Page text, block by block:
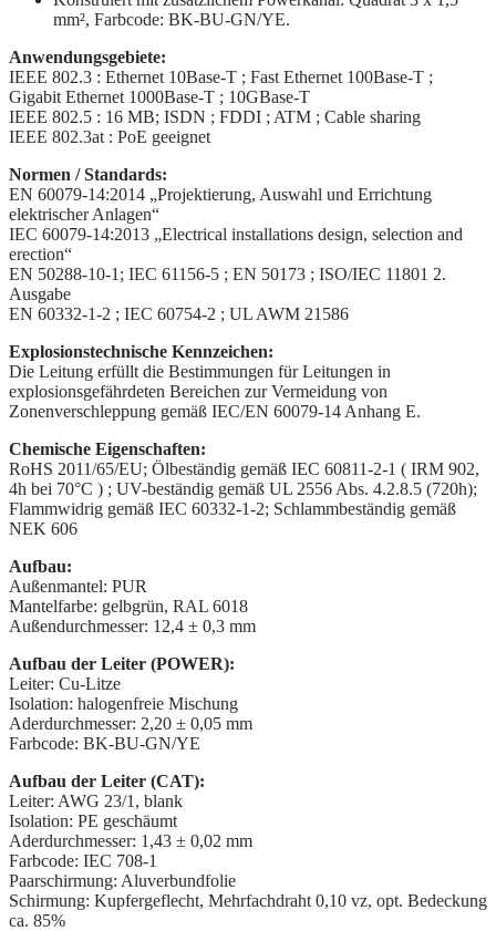
mm², Farbcode: BK-BU-GN/YE.
Anwendungsgebiete:
IEEE 802.3 : Ethernet 10Base-T ; Fast Ethernet 100Base-T ;
Gigabit Ethernet 1000Base-T ; 10GBase-T
IEEE 802.5 : 16 MB; ISDN ; FDDI ; ATM ; Cable sharing
IEEE 802.3at : PoE geeignet
Normen / Standards:
EN 60079-14:2014 „Projektierung, Auswahl und Errichtung
elektrischer Anlagen“
IEC 60079-14:2013 „Electrical installations design, selection and
erection“
EN 50288-10-1; IEC 61156-5 ; EN 50173 ; ISO/IEC 11801 2.
Ausgabe
EN 60332-1-2 ; IEC 60754-2 ; UL AWM 21586
Explosionstechnische Kennzeichen:
Die Leitung erfüllt die Bestimmungen für Leitungen in
explosionsgefährdeten Bereichen zur Vermeidung von
Zonenverschleppung gemäß IEC/EN 60079-14 Anhang E.
Chemische Eigenschaften:
RoHS 2011/65/EU; Ölbeständig gemäß IEC 60811-2-1 ( IRM 902,
4h bei 70°C ) ; UV-beständig gemäß UL 2556 Abs. 4.2.8.5 (720h);
Flammwidrig gemäß IEC 60332-1-2; Schlammbeständig gemäß
NEK 606
Aufbau:
Außenmantel: PUR
Mantelfarbe: gelbgrün, RAL 6018
Außendurchmesser: 12,4 ± 0,3 mm
Aufbau der Leiter (POWER):
Leiter: Cu-Litze
Isolation: halogenfreie Mischung
Aderdurchmesser: 2,20 ± 0,05 mm
Farbcode: BK-BU-GN/YE
Aufbau der Leiter (CAT):
Leiter: AWG 23/1, blank
Isolation: PE geschäumt
Aderdurchmesser: 1,43 ± 0,02 mm
Farbcode: IEC 708-1
Paarschirmung: Aluverbundfolie
Schirmung: Kupfergeflecht, Mehrfachdraht 0,10 vz, opt. Bedeckung
ca. 85%